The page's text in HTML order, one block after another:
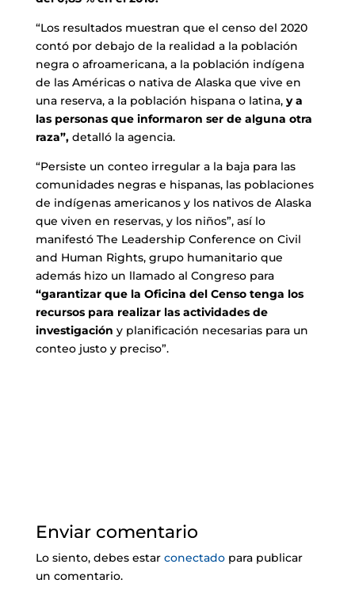
“Los resultados muestran que el censo del 2020
contó por debajo de la realidad a la población
negra o afroamericana, a la población indígena
de las Américas o nativa de Alaska que vive en
una reserva, a la población hispana o latina,y a
las personas que informaron ser de alguna otra
raza”,detalló la agencia.
“Persiste un conteo irregular a la baja para las
comunidades negras e hispanas, las poblaciones
de indígenas americanos y los nativos de Alaska
que viven en reservas, y los niños”, así lo
manifestó The Leadership Conference on Civil
and Human Rights, grupo humanitario que
además hizo un llamado al Congreso para
“garantizar que la Oficina del Censo tenga los
recursos para realizar las actividades de
investigación y planificación necesarias para un
conteo justo y preciso”.
Enviar comentario
Lo siento, debes estar conectadopara publicar
un comentario.